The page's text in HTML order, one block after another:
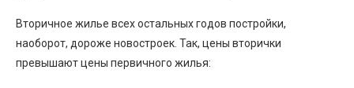
Вторичное жилье всех остальных годов постройки,
наоборот, дороже новостроек. Так, цены вторички
превышают цены первичного жилья: